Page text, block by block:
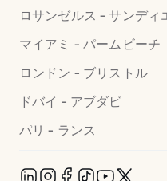
ロサンゼルス - サンディ
マイアミ - パームビーチ
ロンドン - ブリストル
ドバイ - アブダビ
パリ - ランス